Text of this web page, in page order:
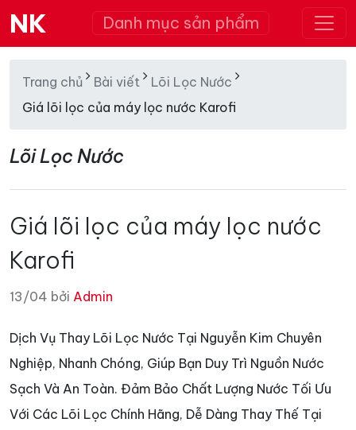
NK Danh mục sản phẩm
Trang chủ Bài viết
Lõi Lọc Nước
Giá lõi lọc của máy lọc nước Karofi
Lõi Lọc Nước
Giá lõi lọc của máy lọc nước
Karofi
13/04 bởi Admin
Dịch Vụ Thay Lõi Lọc Nước Tại Nguyễn Kim Chuyên
Nghiệp, Nhanh Chóng, Giúp Bạn Duy Trì Nguồn Nước
Sạch Và An Toàn. Đảm Bảo Chất Lượng Nước Tối Ưu
Với Các Lõi Lọc Chính Hãng, Dễ Dàng Thay Thế Tại